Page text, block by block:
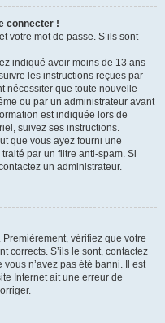
connecter !
votre mot de passe. S’ils sont
indiqué avoir moins de 13 ans
les instructions reçues par
nécessiter que toute nouvelle
ou par un administrateur avant
est indiquée lors de
suivez ses instructions.
que vous ayez fourni une
par un filtre anti-spam. Si
un administrateur.
vérifiez que votre
corrects. S’ils le sont, contactez
n’avez pas été banni. Il est
Internet ait une erreur de